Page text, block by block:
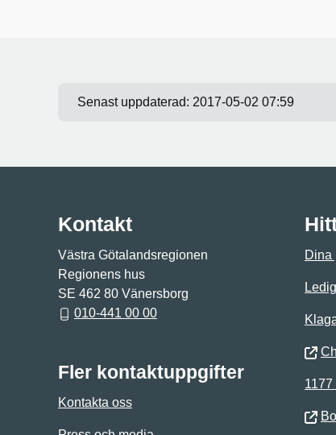
Senast uppdaterad: 2017-05-02 07:59
Kontakt
Västra Götalandsregionen
Regionens hus
SE 462 80 Vänersborg
010-441 00 00
Fler kontaktuppgifter
Kontakta oss
Dina
1177